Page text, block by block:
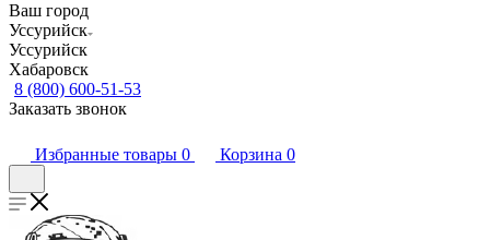
Ваш город
Уссурийск
Уссурийск
Хабаровск
8 (800) 600-51-53
Заказать звонок
Избранные товары 0 Корзина 0